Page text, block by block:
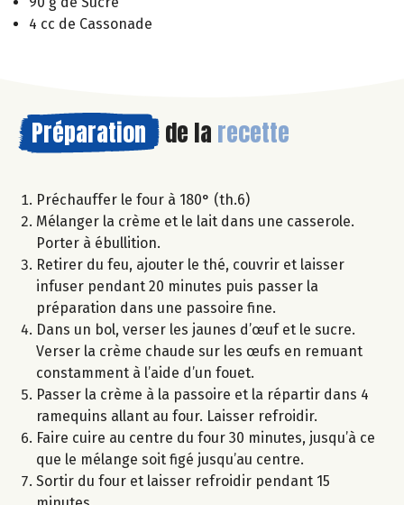
4 cc de Cassonade
Préparation de la recette
Préchauffer le four à 180° (th.6)
Mélanger la crème et le lait dans une casserole.
Porter à ébullition.
Retirer du feu, ajouter le thé, couvrir et laisser
infuser pendant 20 minutes puis passer la
préparation dans une passoire fine.
Dans un bol, verser les jaunes d’œuf et le sucre.
Verser la crème chaude sur les œufs en remuant
constamment à l’aide d’un fouet.
Passer la crème à la passoire et la répartir dans 4
ramequins allant au four. Laisser refroidir.
Faire cuire au centre du four 30 minutes, jusqu’à ce
que le mélange soit figé jusqu’au centre.
Sortir du four et laisser refroidir pendant 15